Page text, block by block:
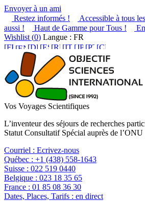
Envoyer à un ami
Restez informés !
Accessible à tous
aussi !
Haut de Gamme pour Tous !
Wishlist (0) Langue : FR
Vos Voyages Scientifiques
L’inventeur des séjours de recherches
Statut Consultatif Spécial auprès de
Courriel : Ecrivez-nous
Québec : +1 (438) 558-1643
Suisse : 022 519 0440
Belgique : 023 18 35 65
France : 01 85 08 36 30
Dates, Places, Tarifs : en direct